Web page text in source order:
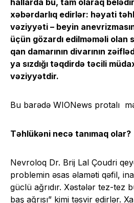
hallarda bu, tam olaraq
xəbərdarlıq edirlər: həyati
vəziyyəti – beyin
üçün gözardı edilməməli olan
qan damarının divarının
ya sızdığı təqdirdə təcili
vəziyyətdir.
Bu barədə WIONews protalı
​Təhlükəni necə tanımaq olar?
​Nevroloq Dr. Brij Lal Çoudri
problemin əsas əlaməti qəfil,
güclü ağrıdır. Xəstələr tez-tez
baş ağrısı” kimi təsvir edirlər.